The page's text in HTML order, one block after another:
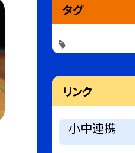
タグ
リンク
小中連携